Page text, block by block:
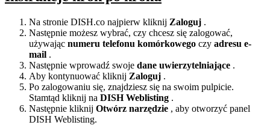
Na stronie DISH.co najpierw kliknij Zaloguj .
Następnie możesz wybrać, czy chcesz się zalogować,
używając numeru telefonu komórkowego czy adresu e-
mail .
Następnie wprowadź swoje dane uwierzytelniające .
Aby kontynuować kliknij Zaloguj .
Po zalogowaniu się, znajdziesz się na swoim pulpicie.
Stamtąd kliknij na DISH Weblisting .
Następnie kliknij Otwórz narzędzie , aby otworzyć panel
DISH Weblisting.